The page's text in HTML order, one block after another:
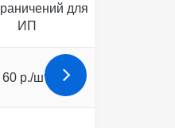
для
ИП
60 р./шт.